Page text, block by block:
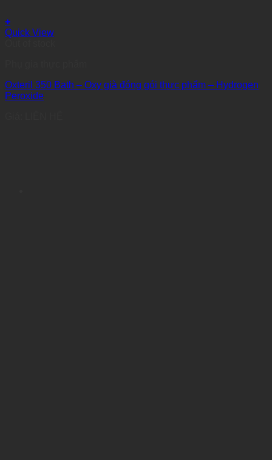
+
Quick View
Oxteril 350 Bath – Oxy già đóng gói thực phẩm – Hydrogen
Peroxide